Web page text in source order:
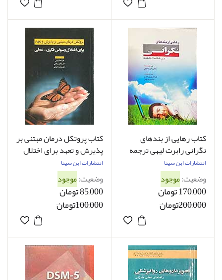
کتاب رهایی از بندهای
نگرانی رابرت لیهی ترجمه
لیلا شورین اصل
انتشارات ابن سینا
وضعیت:موجود
170,000 تومان
200,000تومان
کتاب پروتکل درمان مبتنی بر
پذیرش و تعهد برای اختلال
وسواس فکری -عملی فرشاد
شیبانی
انتشارات ابن سینا
وضعیت:موجود
85,000 تومان
100,000تومان